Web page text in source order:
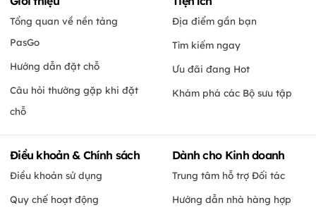
Tổng quan về nền tảng
PasGo
Hướng dẫn đặt chỗ
Câu hỏi thường gặp khi đặt
chỗ
Địa điểm gần bạn
Tìm kiếm ngay
Ưu đãi đang Hot
Khám phá các Bộ sưu tập
Điều khoản & Chính sách
Điều khoản sử dụng
Quy chế hoạt động
Dành cho Kinh doanh
Trung tâm hỗ trợ Đối tác
Hướng dẫn nhà hàng hợp